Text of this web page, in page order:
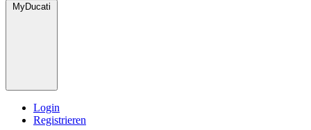
MyDucati
Login
Registrieren